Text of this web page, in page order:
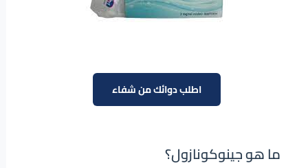
اطلب دوائك من شفاء
ما هو جينوكونازول؟